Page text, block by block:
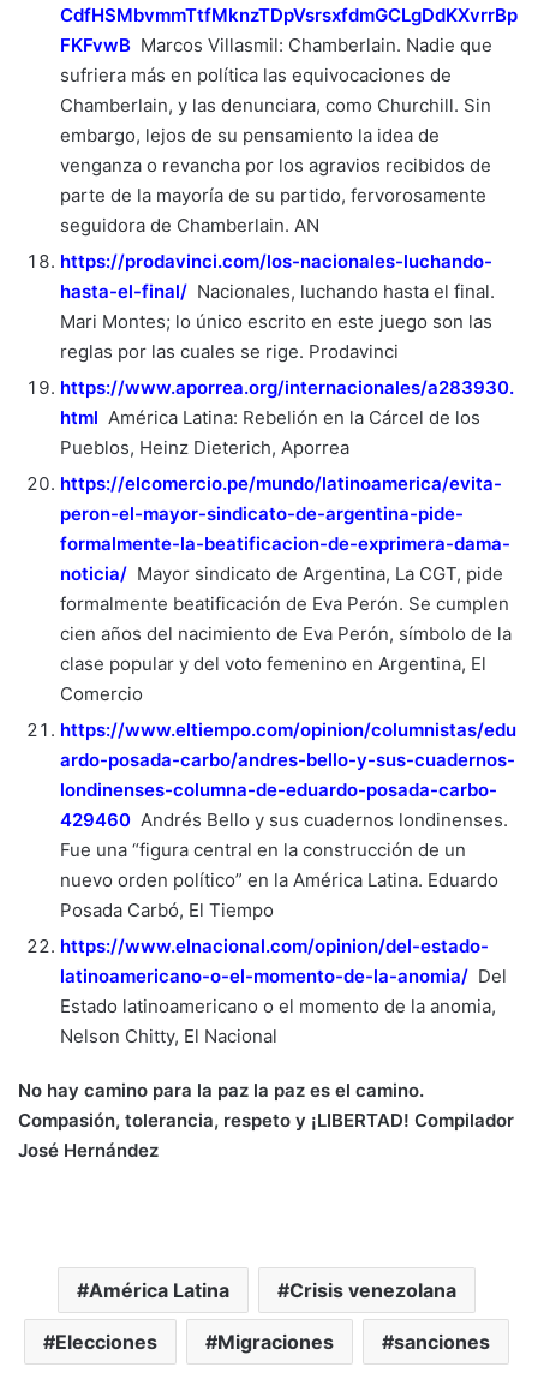
CdfHSMbvmmTtfMknzTDpVsrsxfdmGCLgDdKXvrrBp
FKFvwB Marcos Villasmil: Chamberlain. Nadie que
sufriera más en política las equivocaciones de
Chamberlain, y las denunciara, como Churchill. Sin
embargo, lejos de su pensamiento la idea de
venganza o revancha por los agravios recibidos de
parte de la mayoría de su partido, fervorosamente
seguidora de Chamberlain. AN
https://prodavinci.com/los-nacionales-luchando-
hasta-el-final/ Nacionales, luchando hasta el final.
Mari Montes; lo único escrito en este juego son las
reglas por las cuales se rige. Prodavinci
https://www.aporrea.org/internacionales/a283930.
html América Latina: Rebelión en la Cárcel de los
Pueblos, Heinz Dieterich, Aporrea
https://elcomercio.pe/mundo/latinoamerica/evita-
peron-el-mayor-sindicato-de-argentina-pide-
formalmente-la-beatificacion-de-exprimera-dama-
noticia/ Mayor sindicato de Argentina, La CGT, pide
formalmente beatificación de Eva Perón. Se cumplen
cien años del nacimiento de Eva Perón, símbolo de la
clase popular y del voto femenino en Argentina, El
Comercio
https://www.eltiempo.com/opinion/columnistas/edu
ardo-posada-carbo/andres-bello-y-sus-cuadernos-
londinenses-columna-de-eduardo-posada-carbo-
429460 Andrés Bello y sus cuadernos londinenses.
Fue una “figura central en la construcción de un
nuevo orden político” en la América Latina. Eduardo
Posada Carbó, El Tiempo
https://www.elnacional.com/opinion/del-estado-
latinoamericano-o-el-momento-de-la-anomia/ Del
Estado latinoamericano o el momento de la anomia,
Nelson Chitty, El Nacional
No hay camino para la paz la paz es el camino.
Compasión, tolerancia, respeto y ¡LIBERTAD! Compilador
José Hernández
América Latina Crisis venezolana
Elecciones Migraciones sanciones